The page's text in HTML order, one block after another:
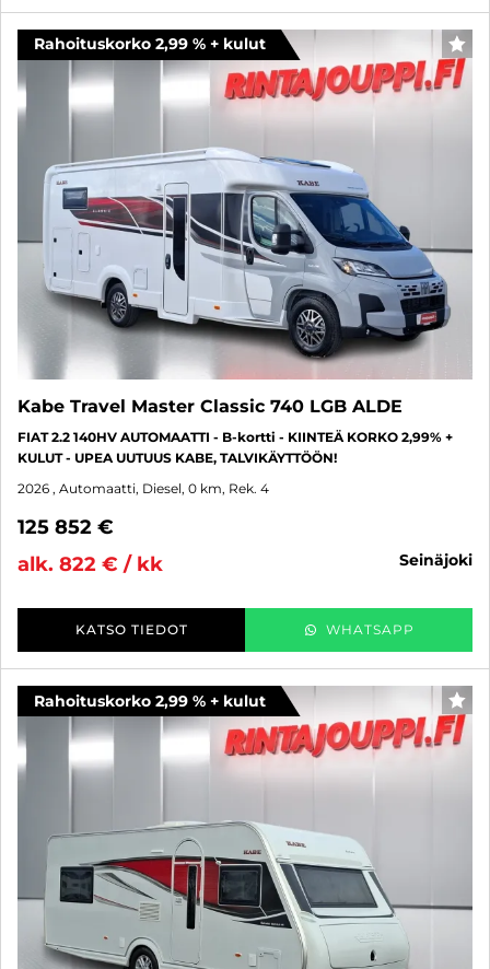
Rahoituskorko 2,99 % + kulut
Kabe Travel Master Classic 740 LGB ALDE
FIAT 2.2 140HV AUTOMAATTI - B-kortti - KIINTEÄ KORKO 2,99% +
KULUT - UPEA UUTUUS KABE, TALVIKÄYTTÖÖN!
2026 , Automaatti, Diesel, 0 km, Rek. 4
125 852 €
alk. 822 € / kk
seinäjoki
KATSO TIEDOT WHATSAPP
Rahoituskorko 2,99 % + kulut